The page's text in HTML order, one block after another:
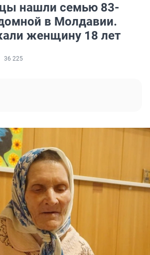
нашли семью 83-
в Молдавии.
женщину 18 лет
36 225